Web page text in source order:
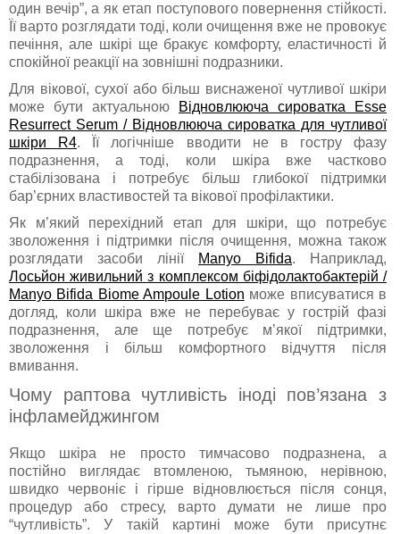
один вечір”, а як етап поступового повернення стійкості.
Її варто розглядати тоді, коли очищення вже не провокує
печіння, але шкірі ще бракує комфорту, еластичності й
спокійної реакції на зовнішні подразники.
Для вікової, сухої або більш виснаженої чутливої шкіри
може бути актуальною
Відновлююча сироватка Esse
Resurrect Serum / Відновлююча сироватка для чутливої
шкіри R4. Її логічніше вводити не в гостру фазу
подразнення, а тоді, коли шкіра вже частково
стабілізована і потребує більш глибокої підтримки
бар’єрних властивостей та вікової профілактики.
Як м’який перехідний етап для шкіри, що потребує
зволоження і підтримки після очищення, можна також
розглядати засоби лінії
Manyo Bifida. Наприклад,
Лосьйон живильний з комплексом біфідолактобактерій /
Manyo Bifida Biome Ampoule Lotion може вписуватися в
догляд, коли шкіра вже не перебуває у гострій фазі
подразнення, але ще потребує м’якої підтримки,
зволоження і більш комфортного відчуття після
вмивання.
Чому раптова чутливість іноді пов’язана з
інфламейджингом
Якщо шкіра не просто тимчасово подразнена, а
постійно виглядає втомленою, тьмяною, нерівною,
швидко червоніє і гірше відновлюється після сонця,
процедур або стресу, варто думати не лише про
“чутливість”. У такій картині може бути присутнє